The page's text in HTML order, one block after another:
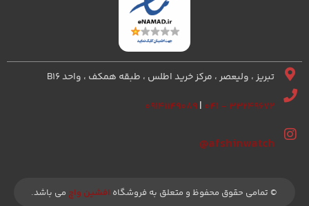
تبریز ، ولیعصر ، مرکز خرید اطلس ، طبقه همکف ، واحد B16
۳۳۲۴۹۶۷۲ – ۰۴۱
|۰۹۱۴۱۱۴۹۰۸۹
afshinwatch@
© تمامی حقوق محفوظ و متعلق به فروشگاه افشین واچ می باشد.